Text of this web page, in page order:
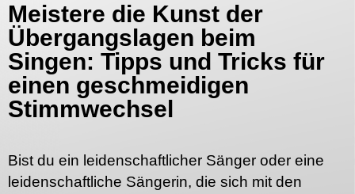
Meistere die Kunst der
Übergangslagen beim
Singen: Tipps und Tricks für
einen geschmeidigen
Stimmwechsel
Bist du ein leidenschaftlicher Sänger oder eine
leidenschaftliche Sängerin, die sich mit den